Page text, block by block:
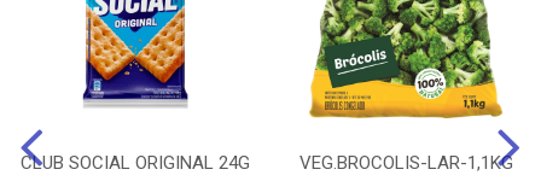
CLUB SOCIAL ORIGINAL 24G VEG.BROCOLIS-LAR-1,1KG